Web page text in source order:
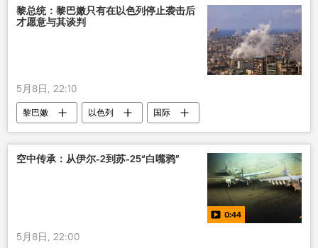
黎总统：黎巴嫩只有在以色列停止袭击后
才愿意与其谈判
5月8日, 22:10
黎巴嫩 以色列
国际
中东局势
空中传承：从伊尔-2到苏-25“白嘴鸦”
0:44
5月8日, 22:00